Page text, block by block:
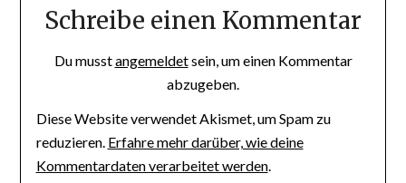
Schreibe einen Kommentar
Du musstangemeldetsein, um einen Kommentar
abzugeben.
Diese Website verwendet Akismet, um Spam zu
reduzieren. Erfahre mehr darüber, wie deine
Kommentardaten verarbeitet werden.